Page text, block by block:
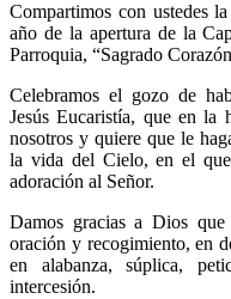
Compartimos con ustedes
año de la apertura de la
Parroquia, “Sagrado
Celebramos el gozo de
Jesús Eucaristía, que en la
nosotros y quiere que le
la vida del Cielo, en el que
adoración al Señor.
Damos gracias a Dios
oración y recogimiento, en
en alabanza, súplica,
intercesión.